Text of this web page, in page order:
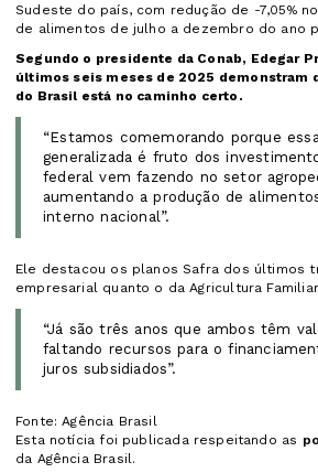
Sudeste do país, com redução de -7,05%
de alimentos de julho a dezembro do ano
Segundo o presidente da Conab, Edegar
últimos seis meses de 2025 demonstram
do Brasil está no caminho certo.
“Estamos comemorando porque
generalizada é fruto dos
federal vem fazendo no setor
aumentando a produção de
interno nacional”.
Ele destacou os planos Safra dos últimos
empresarial quanto o da Agricultura
“Já são três anos que ambos têm
faltando recursos para o
juros subsidiados”.
Fonte: Agência Brasil
Esta notícia foi publicada respeitando as
da Agência Brasil.